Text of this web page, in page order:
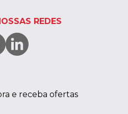
REDES
e receba ofertas